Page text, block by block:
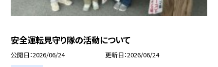
安全運転見守り隊の活動について
公開日 2026/06/24 更新日 2026/06/24